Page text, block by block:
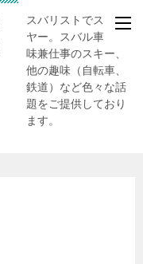
スバリストでスキー
ヤー。スバル車、趣
味兼仕事のスキー、
他の趣味（自転車、
鉄道）など色々な話
題をご提供しており
ます。